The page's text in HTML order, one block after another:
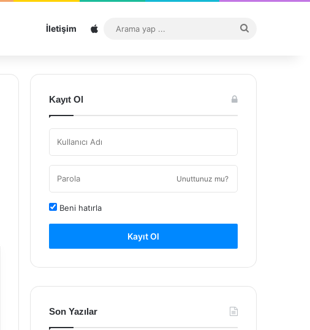
İletişim Sitemap
...
Kayıt Ol
Unuttunuz mu?
Beni hatırla
Kayıt Ol
Son Yazılar